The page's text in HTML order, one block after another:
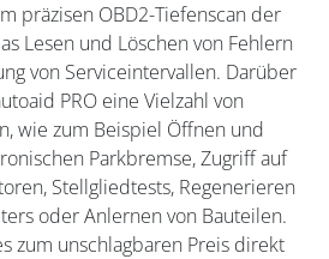
präzisen OBD2-Tiefenscan der
Lesen und Löschen von Fehlern
von Serviceintervallen. Darüber
PRO eine Vielzahl von
wie zum Beispiel Öffnen und
Parkbremse, Zugriff auf
Stellgliedtests, Regenerieren
oder Anlernen von Bauteilen.
zum unschlagbaren Preis direkt